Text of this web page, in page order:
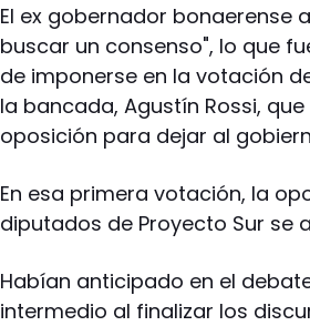
El ex gobernador bonaerense
buscar un consenso", lo que
de imponerse en la votación
la bancada, Agustín Rossi,
oposición para dejar al
En esa primera votación, la
diputados de Proyecto Sur se
Habían anticipado en el
intermedio al finalizar los